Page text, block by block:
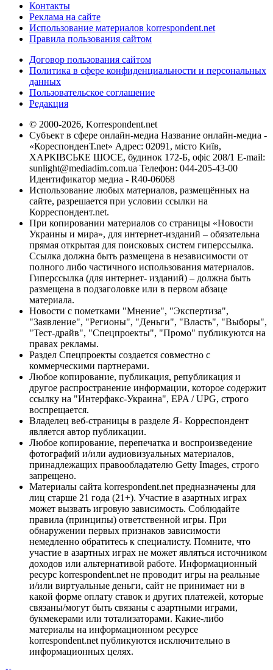
Контакты
Реклама на сайте
Использование материалов korrespondent.net
Правила пользования сайтом
Договор пользования сайтом
Политика в сфере конфиденциальности и персональных
данных
Пользовательское соглашение
Редакция
© 2000-2026, Korrespondent.net
Субъект в сфере онлайн-медиа Название онлайн-медиа -
«КореспонденТ.net» Адрес: 02091, місто Київ,
ХАРКІВСЬКЕ ШОСЕ, будинок 172-Б, офіс 208/1 E-mail:
sunlight@mediadim.com.ua Телефон: 044-205-43-00
Идентификатор медиа - R40-06068
Использование любых материалов, размещённых на
сайте, разрешается при условии ссылки на
Корреспондент.net.
При копировании материалов со страницы «Новости
Украины и мира», для интернет-изданий – обязательна
прямая открытая для поисковых систем гиперссылка.
Ссылка должна быть размещена в независимости от
полного либо частичного использования материалов.
Гиперссылка (для интернет- изданий) – должна быть
размещена в подзаголовке или в первом абзаце
материала.
Новости с пометками "Мнение", "Экспертиза",
"Заявление", "Регионы", "Деньги", "Власть", "Выборы",
"Тест-драйв", "Спецпроекты", "Промо" публикуются на
правах рекламы.
Раздел Спецпроекты создается совместно с
коммерческими партнерами.
Любое копирование, публикация, републикация и
другое распространение информации, которое содержит
ссылку на "Интерфакс-Украина", EPA / UPG, строго
воспрещается.
Владелец веб-страницы в разделе Я- Корреспондент
является автор публикации.
Любое копирование, перепечатка и воспроизведение
фотографий и/или аудиовизуальных материалов,
принадлежащих правообладателю Getty Images, строго
запрещено.
Материалы сайта korrespondent.net предназначены для
лиц старше 21 года (21+). Участие в азартных играх
может вызвать игровую зависимость. Соблюдайте
правила (принципы) ответственной игры. При
обнаружении первых признаков зависимости
немедленно обратитесь к специалисту. Помните, что
участие в азартных играх не может являться источником
доходов или альтернативой работе. Информационный
ресурс korrespondent.net не проводит игры на реальные
и/или виртуальные деньги, сайт не принимает ни в
какой форме оплату ставок и других платежей, которые
связаны/могут быть связаны с азартными играми,
букмекерами или тотализаторами. Какие-либо
материалы на информационном ресурсе
korrespondent.net публикуются исключительно в
информационных целях.